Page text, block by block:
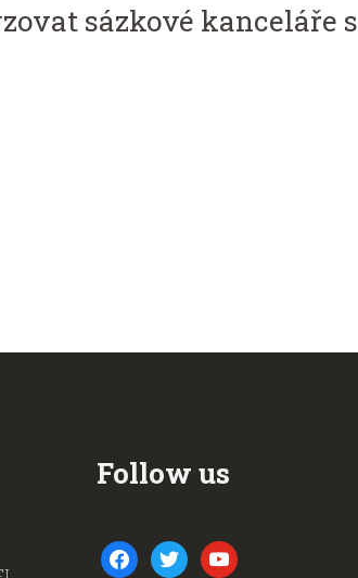
sázkové kanceláře s
Follow us
facebooktwitter youtube